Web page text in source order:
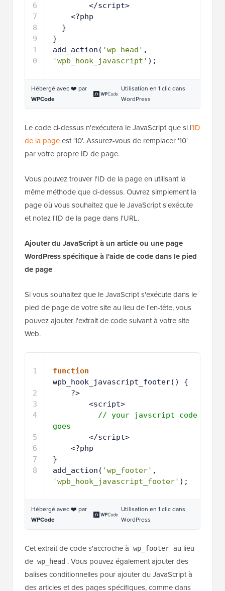
6
7
8
9
1
0
</script>
<?php
}
}
add_action( 'wp_head'
'wpb_hook_javascript' );
Hébergé avec ❤️ par
WPCode
Utilisation en 1 clic dans
WordPress
Le code ci-dessus n'exécutera le JavaScript que si l'ID
de la pageest '10'. Assurez-vous de remplacer '10'
par votre propre ID de page.
Vous pouvez trouver l'ID de la page en utilisant la
même méthode que ci-dessus. Ouvrez simplement la
page où vous souhaitez que le JavaScript s'exécute
et notez l'ID de la page dans l'URL.
Ajouter du JavaScript à un article ou une page
WordPress spécifique à l'aide de code dans le pied
de page
Si vous souhaitez que le JavaScript s'exécute dans le
pied de page de votre site au lieu de l'en-tête, vous
pouvez ajouter l'extrait de code suivant à votre site
Web.
1
2
3
4
5
6
7
8
function
wpb_hook_javascript_footer() {
?>
<script>
// your javscript code
goes
</script>
<?php
}
add_action( 'wp_footer'
'wpb_hook_javascript_footer' );
Hébergé avec ❤️ par
WPCode
Utilisation en 1 clic dans
WordPress
Cet extrait de code s'accroche à wp_footer au lieu
de wp_head . Vous pouvez également ajouter des
balises conditionnelles pour ajouter du JavaScript à
des articles et des pages spécifiques, comme dans